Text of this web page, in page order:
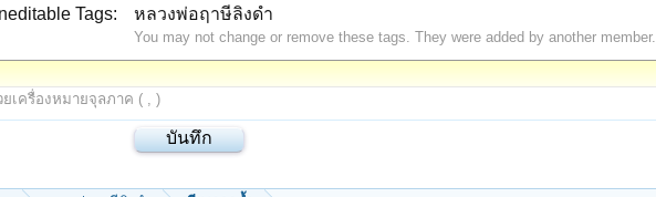
Tags: หลวงพ่อฤาษีลิงดำ
You may not change or remove these tags. They were added by another member.
เครื่องหมายจุลภาค ( , )